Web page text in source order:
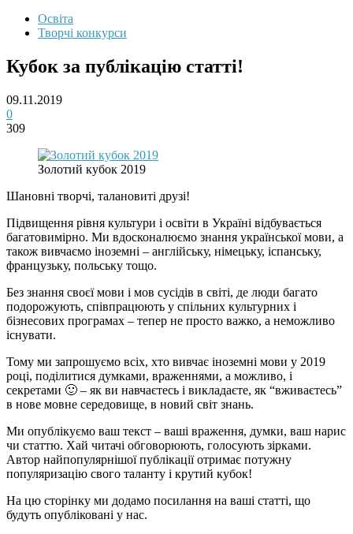
Освіта
Творчі конкурси
Кубок за публiкацiю статтi!
09.11.2019
0
309
Золотий кубок 2019
Шановні творчі, талановиті друзі!
Підвищення рівня культури і освіти в Україні відбувається
багатовимірно. Ми вдосконалюємо знання української мови, а
також вивчаємо іноземні – англійську, німецьку, іспанську,
французьку, польську тощо.
Без знання своєї мови і мов сусідів в світі, де люди багато
подорожують, співпрацюють у спільних культурних і
бізнесових програмах – тепер не просто важко, а неможливо
існувати.
Тому ми запрошуємо всіх, хто вивчає іноземні мови у 2019
році, поділитися думками, враженнями, а можливо, і
секретами 🙂 – як ви навчаєтесь і викладаєте, як “вживаєтесь”
в нове мовне середовище, в новий світ знань.
Ми опублікуємо ваш текст – ваші враження, думки, ваш нарис
чи статтю. Хай читачі обговорюють, голосують зірками.
Автор найпопулярнішої публікації отримає потужну
популяризацію свого таланту і крутий кубок!
На цю сторінку ми додамо посилання на ваші статті, що
будуть опубліковані у нас.